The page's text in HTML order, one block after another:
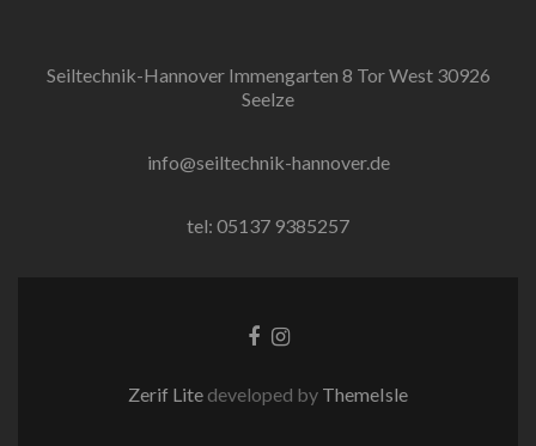
Seiltechnik-Hannover Immengarten 8 Tor West 30926
Seelze
info@seiltechnik-hannover.de
tel: 05137 9385257
Facebook-
Instagram
Zerif Lite developed by ThemeIsle